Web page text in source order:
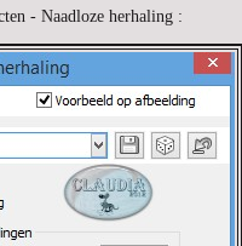
- Naadloze herhaling :